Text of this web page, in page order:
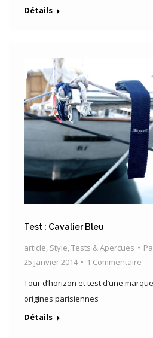
Détails
Test : Cavalier Bleu
article, Style,Tests & Aperçues
25 janvier 2014
1 Commentaire
Tour d’horizon et test d’une
origines parisiennes
Détails